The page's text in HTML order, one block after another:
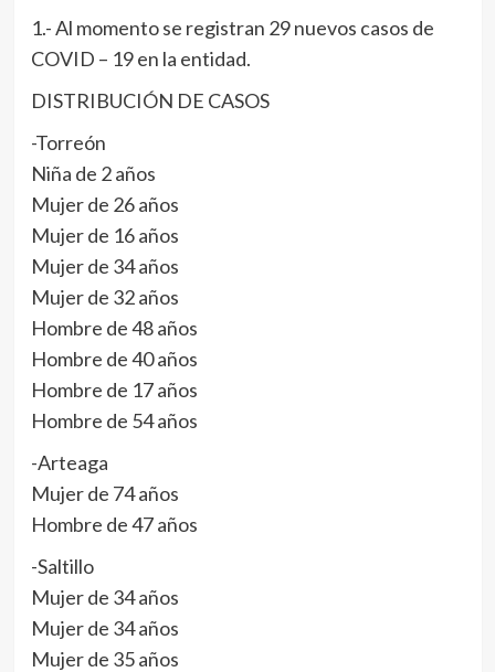
1.- Al momento se registran 29 nuevos casos de
COVID – 19 en la entidad.
DISTRIBUCIÓN DE CASOS
-Torreón
Niña de 2 años
Mujer de 26 años
Mujer de 16 años
Mujer de 34 años
Mujer de 32 años
Hombre de 48 años
Hombre de 40 años
Hombre de 17 años
Hombre de 54 años
-Arteaga
Mujer de 74 años
Hombre de 47 años
-Saltillo
Mujer de 34 años
Mujer de 34 años
Mujer de 35 años